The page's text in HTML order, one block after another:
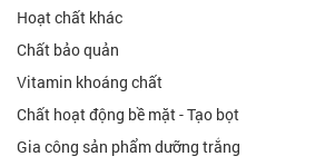
Hoạt chất khác
Chất bảo quản
Vitamin khoáng chất
Chất hoạt động bề mặt - Tạo bọt
Gia công sản phẩm dưỡng trắng